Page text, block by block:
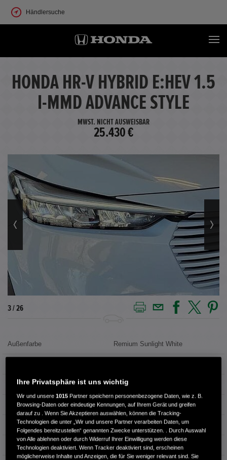
Händlersuche
HONDA HR-V HYBRID E:HEV 1.5
I-MMD ADVANCE STYLE
MWST. NICHT AUSWEISBAR
25.430 €
3 / 26
Außenfarbe Remium Sunlight White
Kilometerstand 51.893 km
Kraftstoffart Benzin
Getriebe Automatik
Türen 5
Ihre Privatsphäre ist uns wichtig
Wir und unsere1015 Partner speichern personenbezogene Daten, wie z. B.
Browsing-Daten oder eindeutige Kennungen, auf Ihrem Gerät und greifen
darauf zu . Wenn Sie Akzeptieren auswählen, können die Tracking-
Technologien die unter „Wir und unsere Partner verarbeiten Daten, um
Folgendes bereitzustellen“ genannten Zwecke unterstützen. . Durch Auswahl
von Alle ablehnen oder durch Widerruf Ihrer Einwilligung werden diese
Technologien deaktiviert. Wenn Tracker deaktiviert sind, erscheinen
möglicherweise Inhalte und Anzeigen, die für Sie weniger relevant sind. Sie